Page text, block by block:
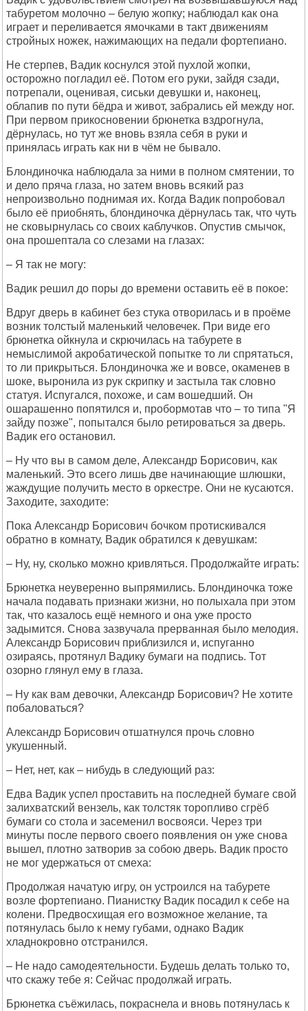
табуретом молочно – белую жопку; наблюдал как она
играет и переливается ямочками в такт движениям
стройных ножек, нажимающих на педали фортепиано.
Не стерпев, Вадик коснулся этой пухлой жопки,
осторожно погладил её. Потом его руки, зайдя сзади,
потрепали, оценивая, сиськи девушки и, наконец,
облапив по пути бёдра и живот, забрались ей между ног.
При первом прикосновении брюнетка вздрогнула,
дёрнулась, но тут же вновь взяла себя в руки и
принялась играть как ни в чём не бывало.
Блондиночка наблюдала за ними в полном смятении, то
и дело пряча глаза, но затем вновь всякий раз
непроизвольно поднимая их. Когда Вадик попробовал
было её приобнять, блондиночка дёрнулась так, что чуть
не сковырнулась со своих каблучков. Опустив смычок,
она прошептала со слезами на глазах:
– Я так не могу:
Вадик решил до поры до времени оставить её в покое:
Вдруг дверь в кабинет без стука отворилась и в проёме
возник толстый маленький человечек. При виде его
брюнетка ойкнула и скрючилась на табурете в
немыслимой акробатической попытке то ли спрятаться,
то ли прикрыться. Блондиночка же и вовсе, окаменев в
шоке, выронила из рук скрипку и застыла так словно
статуя. Испугался, похоже, и сам вошедший. Он
ошарашенно попятился и, пробормотав что – то типа "Я
зайду позже", попытался было ретироваться за дверь.
Вадик его остановил.
– Ну что вы в самом деле, Александр Борисович, как
маленький. Это всего лишь две начинающие шлюшки,
жаждущие получить место в оркестре. Они не кусаются.
Заходите, заходите:
Пока Александр Борисович бочком протискивался
обратно в комнату, Вадик обратился к девушкам:
– Ну, ну, сколько можно кривляться. Продолжайте играть:
Брюнетка неуверенно выпрямились. Блондиночка тоже
начала подавать признаки жизни, но полыхала при этом
так, что казалось ещё немного и она уже просто
задымится. Снова зазвучала прерванная было мелодия.
Александр Борисович приблизился и, испуганно
озираясь, протянул Вадику бумаги на подпись. Тот
озорно глянул ему в глаза.
– Ну как вам девочки, Александр Борисович? Не хотите
побаловаться?
Александр Борисович отшатнулся прочь словно
укушенный.
– Нет, нет, как – нибудь в следующий раз:
Едва Вадик успел проставить на последней бумаге свой
залихватский вензель, как толстяк торопливо сгрёб
бумаги со стола и засеменил восвояси. Через три
минуты после первого своего появления он уже снова
вышел, плотно затворив за собою дверь. Вадик просто
не мог удержаться от смеха:
Продолжая начатую игру, он устроился на табурете
возле фортепиано. Пианистку Вадик посадил к себе на
колени. Предвосхищая его возможное желание, та
потянулась было к нему губами, однако Вадик
хладнокровно отстранился.
– Не надо самодеятельности. Будешь делать только то,
что скажу тебе я: Сейчас продолжай играть.
Брюнетка съёжилась, покраснела и вновь потянулась к